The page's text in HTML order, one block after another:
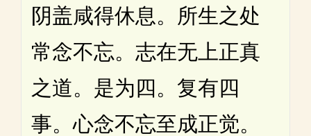
阴盖咸得休息。所生之处
常念不忘。志在无上正真
之道。是为四。复有四
事。心念不忘至成正觉。